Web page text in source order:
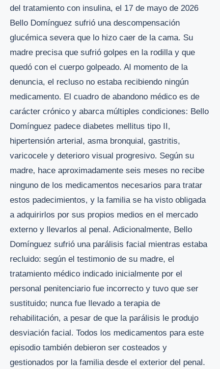
del tratamiento con insulina, el 17 de mayo de 2026
Bello Domínguez sufrió una descompensación
glucémica severa que lo hizo caer de la cama. Su
madre precisa que sufrió golpes en la rodilla y que
quedó con el cuerpo golpeado. Al momento de la
denuncia, el recluso no estaba recibiendo ningún
medicamento. El cuadro de abandono médico es de
carácter crónico y abarca múltiples condiciones: Bello
Domínguez padece diabetes mellitus tipo II,
hipertensión arterial, asma bronquial, gastritis,
varicocele y deterioro visual progresivo. Según su
madre, hace aproximadamente seis meses no recibe
ninguno de los medicamentos necesarios para tratar
estos padecimientos, y la familia se ha visto obligada
a adquirirlos por sus propios medios en el mercado
externo y llevarlos al penal. Adicionalmente, Bello
Domínguez sufrió una parálisis facial mientras estaba
recluido: según el testimonio de su madre, el
tratamiento médico indicado inicialmente por el
personal penitenciario fue incorrecto y tuvo que ser
sustituido; nunca fue llevado a terapia de
rehabilitación, a pesar de que la parálisis le produjo
desviación facial. Todos los medicamentos para este
episodio también debieron ser costeados y
gestionados por la familia desde el exterior del penal.